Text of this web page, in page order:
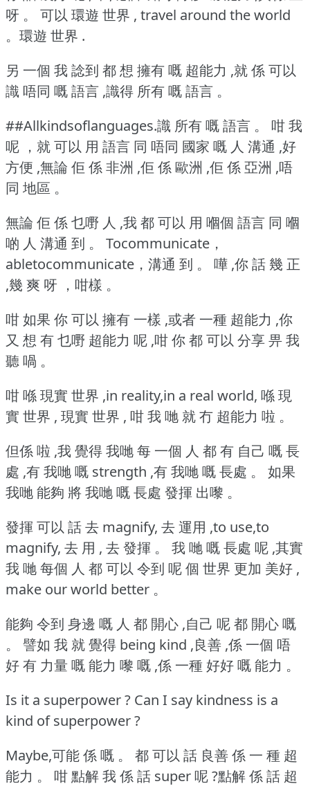
呀 。
可以 環遊 世界 , travel around the world
。環遊 世界 .
另 一個 我 諗到 都 想 擁有 嘅 超能力 ,就 係 可以
識 唔同 嘅 語言 ,識得 所有 嘅 語言 。
##Allkindsoflanguages.識 所有 嘅 語言 。
咁 我
呢 ，就 可以 用 語言 同 唔同 國家 嘅 人 溝通 ,好
方便 ,無論 佢 係 非洲 ,佢 係 歐洲 ,佢 係 亞洲 ,唔
同 地區 。
無論 佢 係 乜嘢 人 ,我 都 可以 用 嗰個 語言 同 嗰
啲 人 溝通 到 。
Tocommunicate，
abletocommunicate，溝通 到 。
嘩 ,你 話 幾 正
,幾 爽 呀 ，咁樣 。
咁 如果 你 可以 擁有 一樣 ,或者 一種 超能力 ,你
又 想 有 乜嘢 超能力 呢 ,咁 你 都 可以 分享 畀 我
聽 喎 。
咁 喺 現實 世界 ,in reality,in a real world, 喺 現
實 世界 , 現實 世界 , 咁 我 哋 就 冇 超能力 啦 。
但係 啦 ,我 覺得 我哋 每 一個 人 都 有 自己 嘅 長
處 ,有 我哋 嘅 strength ,有 我哋 嘅 長處 。
如果
我哋 能夠 將 我哋 嘅 長處 發揮 出嚟 。
發揮 可以 話 去 magnify, 去 運用 ,to use,to
magnify, 去 用 , 去 發揮 。
我 哋 嘅 長處 呢 ,其實
我 哋 每個 人 都 可以 令到 呢 個 世界 更加 美好 ,
make our world better 。
能夠 令到 身邊 嘅 人 都 開心 ,自己 呢 都 開心 嘅
。
譬如 我 就 覺得 being kind ,良善 ,係 一個 唔
好 有 力量 嘅 能力 嚟 嘅 ,係 一種 好好 嘅 能力 。
Is it a superpower ? Can I say kindness is a
kind of superpower ?
Maybe,可能 係 嘅 。
都 可以 話 良善 係 一 種 超
能力 。
咁 點解 我 係 話 super 呢 ?點解 係 話 超